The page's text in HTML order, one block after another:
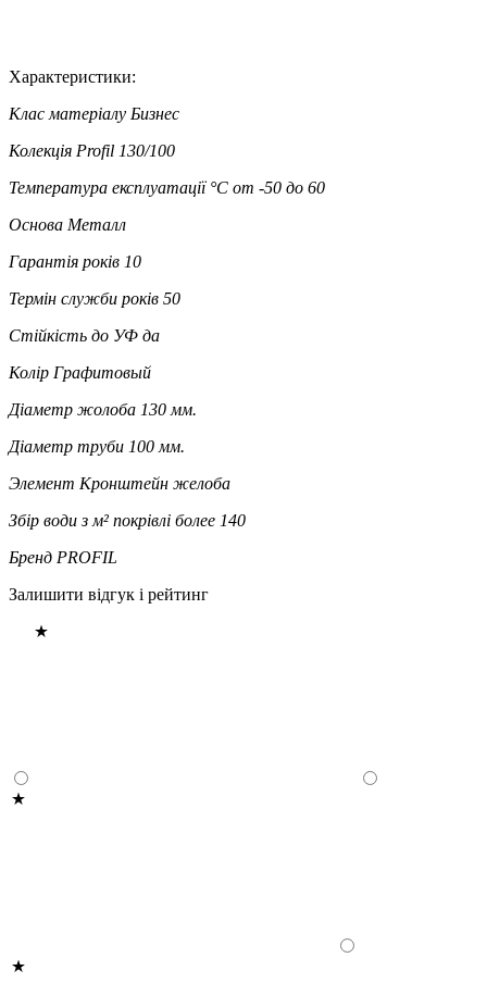
Характеристики:
Клас матеріалу Бизнес
Колекція Profil 130/100
Температура експлуатації °C от -50 до 60
Основа Металл
Гарантія років 10
Термін служби років 50
Стійкість до УФ да
Колір Графитовый
Діаметр жолоба 130 мм.
Діаметр труби 100 мм.
Элемент Кронштейн желоба
Збір води з м² покрівлі более 140
Бренд PROFIL
Залишити відгук і рейтинг